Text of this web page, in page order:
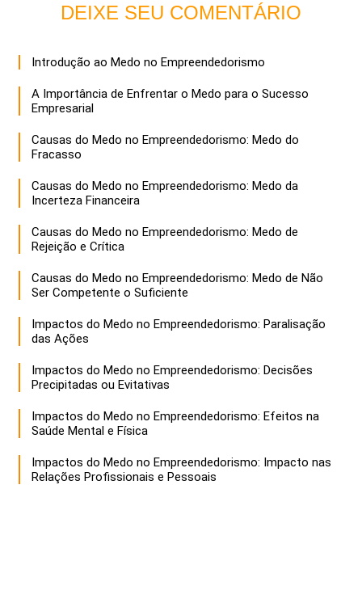
DEIXE SEU COMENTÁRIO
Introdução ao Medo no Empreendedorismo
A Importância de Enfrentar o Medo para o Sucesso
Empresarial
Causas do Medo no Empreendedorismo: Medo do
Fracasso
Causas do Medo no Empreendedorismo: Medo da
Incerteza Financeira
Causas do Medo no Empreendedorismo: Medo de
Rejeição e Crítica
Causas do Medo no Empreendedorismo: Medo de Não
Ser Competente o Suficiente
Impactos do Medo no Empreendedorismo: Paralisação
das Ações
Impactos do Medo no Empreendedorismo: Decisões
Precipitadas ou Evitativas
Impactos do Medo no Empreendedorismo: Efeitos na
Saúde Mental e Física
Impactos do Medo no Empreendedorismo: Impacto nas
Relações Profissionais e Pessoais